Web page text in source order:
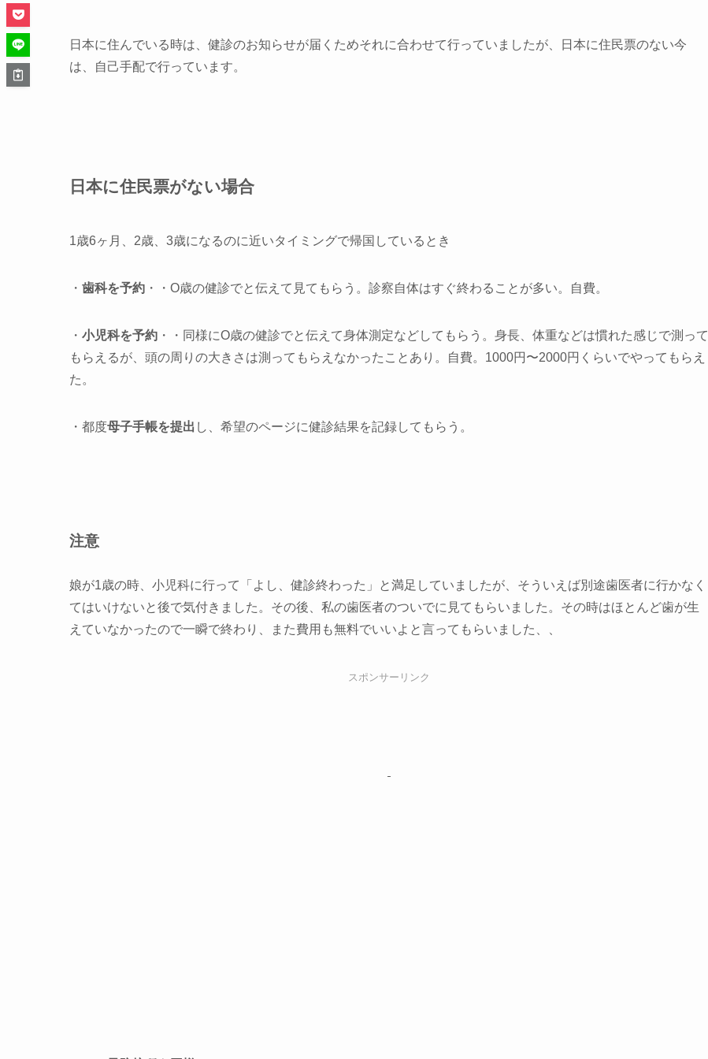
日本に住んでいる時は、健診のお知らせが届くためそれに合わせて行っていましたが、日本に住民票のない今
は、自己手配で行っています。
日本に住民票がない場合
1歳6ヶ月、2歳、3歳になるのに近いタイミングで帰国しているとき
・ 歯科を予約 ・・O歳の健診でと伝えて見てもらう。診察自体はすぐ終わることが多い。自費。
・ 小児科を予約 ・・同様にO歳の健診でと伝えて身体測定などしてもらう。身長、体重などは慣れた感じで測って
もらえるが、頭の周りの大きさは測ってもらえなかったことあり。自費。1000円〜2000円くらいでやってもらえ
た。
・都度母子手帳を提出 し、希望のページに健診結果を記録してもらう。
注意
娘が1歳の時、小児科に行って「よし、健診終わった」と満足していましたが、そういえば別途歯医者に行かなく
てはいけないと後で気付きました。その後、私の歯医者のついでに見てもらいました。その時はほとんど歯が生
えていなかったので一瞬で終わり、また費用も無料でいいよと言ってもらいました、、
スポンサーリンク